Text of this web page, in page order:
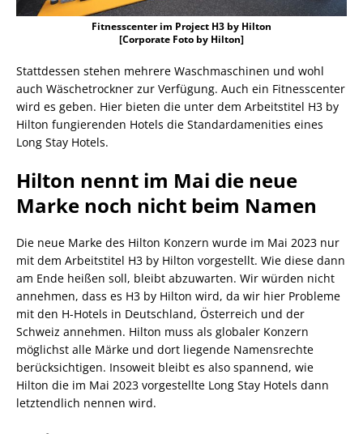
Fitnesscenter im Project H3 by Hilton
[Corporate Foto by Hilton]
Stattdessen stehen mehrere Waschmaschinen und wohl
auch Wäschetrockner zur Verfügung. Auch ein Fitnesscenter
wird es geben. Hier bieten die unter dem Arbeitstitel H3 by
Hilton fungierenden Hotels die Standardamenities eines
Long Stay Hotels.
Hilton nennt im Mai die neue
Marke noch nicht beim Namen
Die neue Marke des Hilton Konzern wurde im Mai 2023 nur
mit dem Arbeitstitel H3 by Hilton vorgestellt. Wie diese dann
am Ende heißen soll, bleibt abzuwarten. Wir würden nicht
annehmen, dass es H3 by Hilton wird, da wir hier Probleme
mit den H-Hotels in Deutschland, Österreich und der
Schweiz annehmen. Hilton muss als globaler Konzern
möglichst alle Märke und dort liegende Namensrechte
berücksichtigen. Insoweit bleibt es also spannend, wie
Hilton die im Mai 2023 vorgestellte Long Stay Hotels dann
letztendlich nennen wird.